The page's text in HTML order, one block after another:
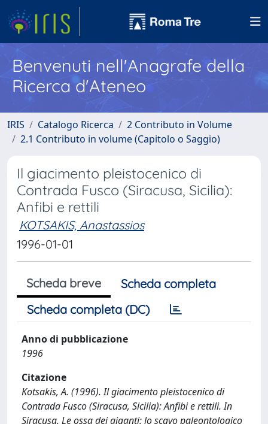
Benvenuti nell'Anagrafe della
Ricerca d'Ateneo
IRIS Catalogo Ricerca
2 Contributo in Volume
2.1 Contributo in volume (Capitolo o Saggio)
Il giacimento pleistocenico di
Contrada Fusco (Siracusa, Sicilia):
Anfibi e rettili
KOTSAKIS, Anastassios
1996-01-01
Scheda breve
Scheda completa
Scheda completa (DC)
Anno di pubblicazione
1996
Citazione
Kotsakis, A. (1996). Il giacimento pleistocenico di
Contrada Fusco (Siracusa, Sicilia): Anfibi e rettili. In
Siracusa. Le ossa dei giganti: lo scavo paleontologico